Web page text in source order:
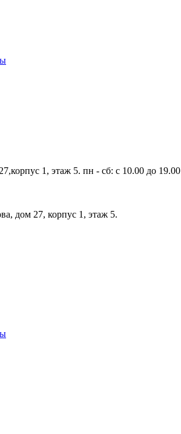
1, этаж 5. пн - сб: с 10.00 до 19.00
дом 27, корпус 1, этаж 5.